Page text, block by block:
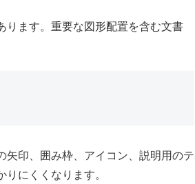
ります。重要な図形配置を含む文書
矢印、囲み枠、アイコン、説明用のテ
にくくなります。